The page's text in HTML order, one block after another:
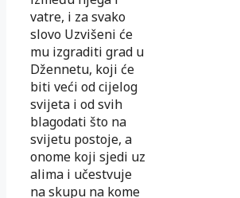
vatre, i za svako
slovo Uzvišeni će
mu izgraditi grad u
Džennetu, koji će
biti veći od cijelog
svijeta i od svih
blagodati što na
svijetu postoje, a
onome koji sjedi uz
alima i učestvuje
na skupu na kome